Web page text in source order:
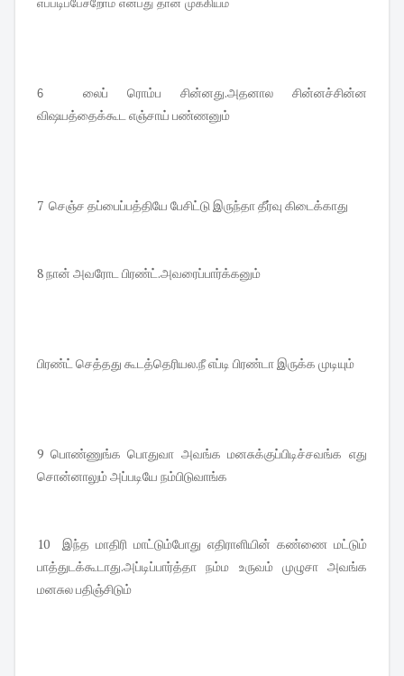
எப்படிப்பேசறோம் என்பது தான் முக்கியம்
6 லைப் ரொம்ப சின்னது.அதனால சின்னச்சின்ன
விஷயத்தைக்கூட எஞ்சாய் பண்ணனும்
7 செஞ்ச தப்பைப்பத்தியே பேசிட்டு இருந்தா தீர்வு கிடைக்காது
8 நான் அவரோட பிரண்ட்.அவரைப்பார்க்கனும்
பிரண்ட் செத்தது கூடத்தெரியல.நீ எப்டி பிரண்டா இருக்க முடியும்
9 பொண்ணுங்க பொதுவா அவங்க மனசுக்குப்பிடிச்சவங்க எது
சொன்னாலும் அப்படியே நம்பிடுவாங்க
10 இந்த மாதிரி மாட்டும்போது எதிராளியின் கண்ணை மட்டும்
பாத்துடக்கூடாது.அப்டிப்பார்த்தா நம்ம உருவம் முழுசா அவங்க
மனசுல பதிஞ்சிடும்